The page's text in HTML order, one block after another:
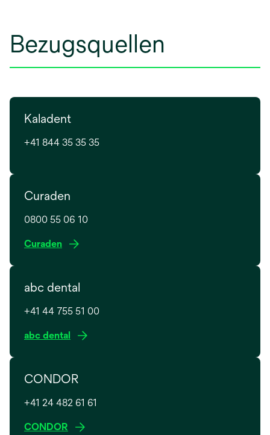
Bezugsquellen
Kaladent
+41 844 35 35 35
Curaden
0800 55 06 10
Curadenw
d
n
e
e
n
u
abc dental
+41 44 755 51 00
abc dental
d
n
CONDOR
+41 24 482 61 61
CONDOR